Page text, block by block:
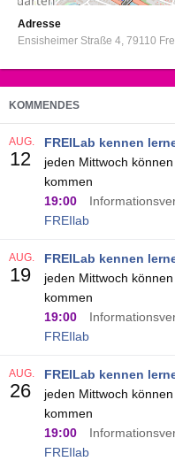
Adresse
Ensisheimer Straße 4 79110
KOMMENDES
FREILab kennen
jeden Mittwoch
kommen
19:00
FREIlab
AUG.
12
FREILab kennen
jeden Mittwoch
kommen
19:00
FREIlab
AUG.
19
FREILab kennen
jeden Mittwoch
kommen
19:00
FREIlab
AUG.
26